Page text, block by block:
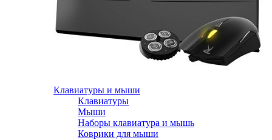
Клавиатуры и мыши
Клавиатуры
Мыши
Наборы клавиатура и мышь
Коврики для мыши